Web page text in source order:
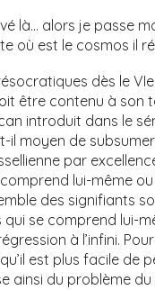
là… alors je passe
où est le cosmos il
dès le
être contenu à son
introduit dans le
il moyen de
par
lui-même
des signifiants
se comprend lui-
à l’infini.
qu’il est plus facile de
ainsi du problème